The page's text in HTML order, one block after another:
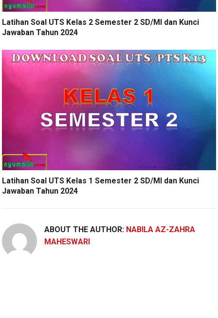
Latihan Soal UTS Kelas 2 Semester 2 SD/MI dan Kunci
Jawaban Tahun 2024
Latihan Soal UTS Kelas 1 Semester 2 SD/MI dan Kunci
Jawaban Tahun 2024
ABOUT THE AUTHOR: NABILA AZ-ZAHRA
MAHESWARI